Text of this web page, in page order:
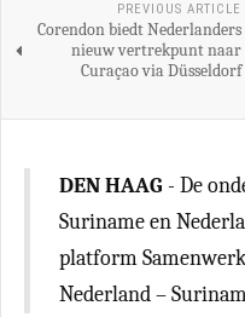
PREVIOUS ARTICLE
Corendon biedt Nederlanders
nieuw vertrekpunt naar
Curaçao via Düsseldorf
DEN HAAG - De
Suriname en
platform
Nederland –